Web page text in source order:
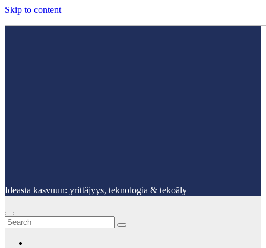
Skip to content
Ideasta kasvuun: yrittäjyys, teknologia & tekoäly